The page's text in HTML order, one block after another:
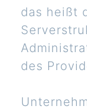
das heißt
des